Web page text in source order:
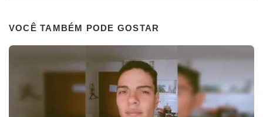
VOCÊ TAMBÉM PODE GOSTAR